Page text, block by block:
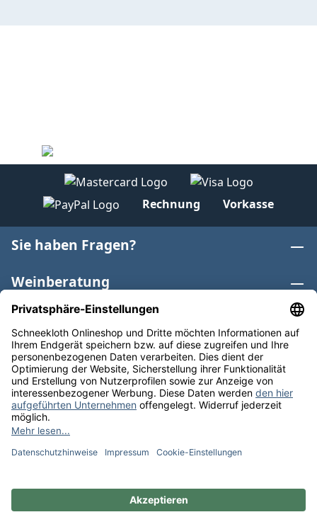
Rechnung Vorkasse
Sie haben Fragen?
Weinberatung
Informationen
Weinkategorien
Internationaler Wein
* Alle Preise inkl. gesetzl. Mehrwertsteuer zzgl.
anders angegeben. Bioprodukte im Bio-Kontrollverfahren
** Kostenfreie Lieferung ab 75 € Bestellwert in DE. Werktags